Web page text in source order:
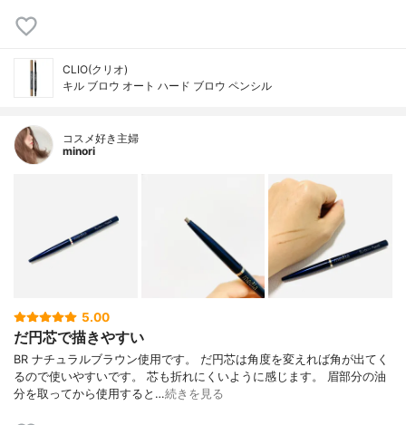
CLIO(クリオ)
キル ブロウ オート ハード ブロウ ペンシル
コスメ好き主婦
minori
5.00
だ円芯で描きやすい
BR ナチュラルブラウン使用です。 だ円芯は角度を変えれば角が出てく
るので使いやすいです。 芯も折れにくいように感じます。 眉部分の油
分を取ってから使用すると…続きを見る